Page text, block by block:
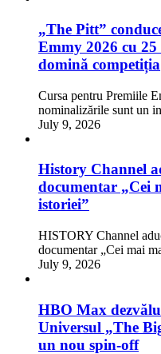
„The Pitt”
Emmy 2026 cu
domină competiția
Cursa pentru Premiile
nominalizările sunt un
July 9, 2026
History Channel
documentar „Cei
istoriei”
HISTORY Channel
documentar „Cei mai
July 9, 2026
HBO Max
Universul „The
un nou spin-off